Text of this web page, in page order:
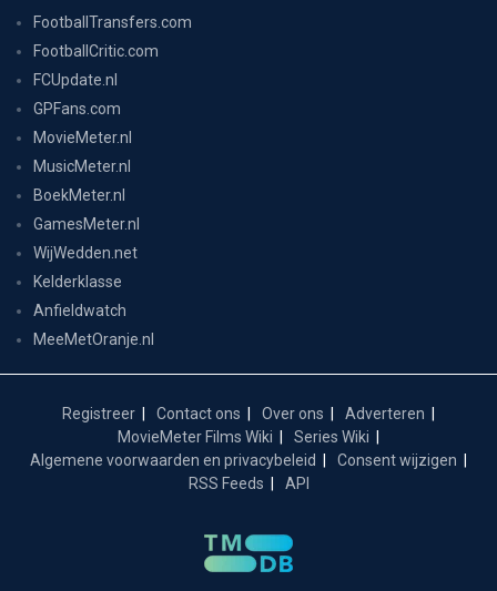
FootballTransfers.com
FootballCritic.com
FCUpdate.nl
GPFans.com
MovieMeter.nl
MusicMeter.nl
BoekMeter.nl
GamesMeter.nl
WijWedden.net
Kelderklasse
Anfieldwatch
MeeMetOranje.nl
Registreer Contact ons Over ons
Adverteren
MovieMeter Films Wiki
Series Wiki
Algemene voorwaarden en privacybeleid
Consent wijzigen
RSS Feeds
API